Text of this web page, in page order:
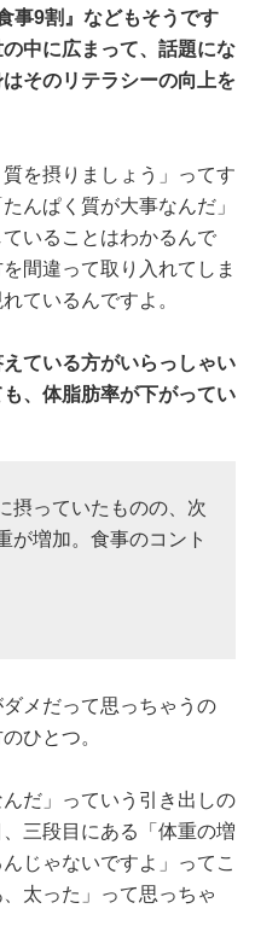
9割』などもそうです
中に広まって、話題にな
そのリテラシーの向上を
を摂りましょう」ってす
んぱく質が大事なんだ」
いることはわかるんで
間違って取り入れてしま
ているんですよ。
ている方がいらっしゃい
、体脂肪率が下がってい
摂っていたものの、次
が増加。食事のコント
メだって思っちゃうの
ひとつ。
だ」っていう引き出しの
三段目にある「体重の増
じゃないですよ」ってこ
太った」って思っちゃ